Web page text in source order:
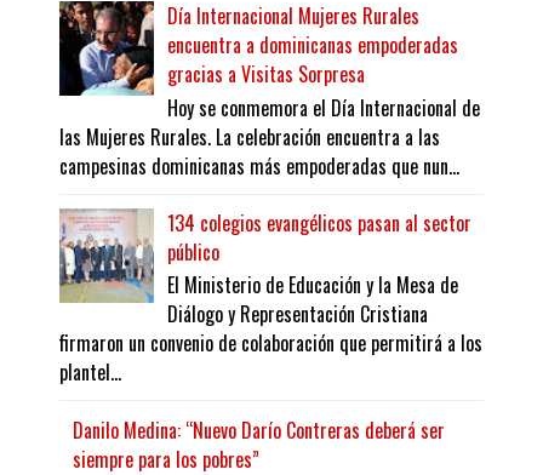
Día Internacional Mujeres Rurales
encuentra a dominicanas empoderadas
gracias a Visitas Sorpresa
Hoy se conmemora el Día Internacional de
las Mujeres Rurales. La celebración encuentra a las
campesinas dominicanas más empoderadas que nun...
134 colegios evangélicos pasan al sector
público
El Ministerio de Educación y la Mesa de
Diálogo y Representación Cristiana
firmaron un convenio de colaboración que permitirá a los
plantel...
Danilo Medina: “Nuevo Darío Contreras deberá ser
siempre para los pobres”